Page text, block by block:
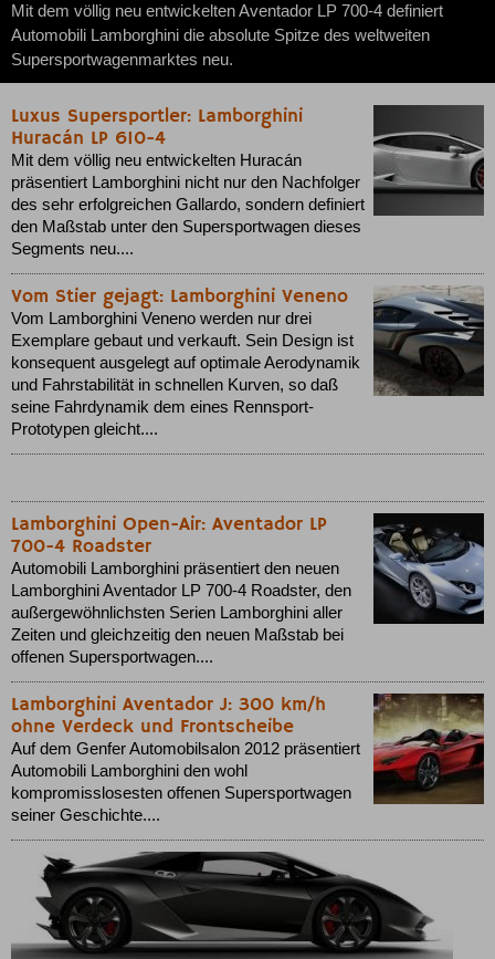
Mit dem völlig neu entwickelten Aventador LP 700-4 definiert
Automobili Lamborghini die absolute Spitze des weltweiten
Supersportwagenmarktes neu.
Luxus Supersportler: Lamborghini
Huracán LP 610-4
Mit dem völlig neu entwickelten Huracán
präsentiert Lamborghini nicht nur den Nachfolger
des sehr erfolgreichen Gallardo, sondern definiert
den Maßstab unter den Supersportwagen dieses
Segments neu....
Vom Stier gejagt: Lamborghini Veneno
Vom Lamborghini Veneno werden nur drei
Exemplare gebaut und verkauft. Sein Design ist
konsequent ausgelegt auf optimale Aerodynamik
und Fahrstabilität in schnellen Kurven, so daß
seine Fahrdynamik dem eines Rennsport-
Prototypen gleicht....
Lamborghini Open-Air: Aventador LP
700-4 Roadster
Automobili Lamborghini präsentiert den neuen
Lamborghini Aventador LP 700-4 Roadster, den
außergewöhnlichsten Serien Lamborghini aller
Zeiten und gleichzeitig den neuen Maßstab bei
offenen Supersportwagen....
Lamborghini Aventador J: 300 km/h
ohne Verdeck und Frontscheibe
Auf dem Genfer Automobilsalon 2012 präsentiert
Automobili Lamborghini den wohl
kompromisslosesten offenen Supersportwagen
seiner Geschichte....